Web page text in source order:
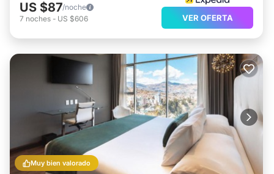
US $87/noche
7 noches - US $606 VER OFERTA
Muy bien valorado